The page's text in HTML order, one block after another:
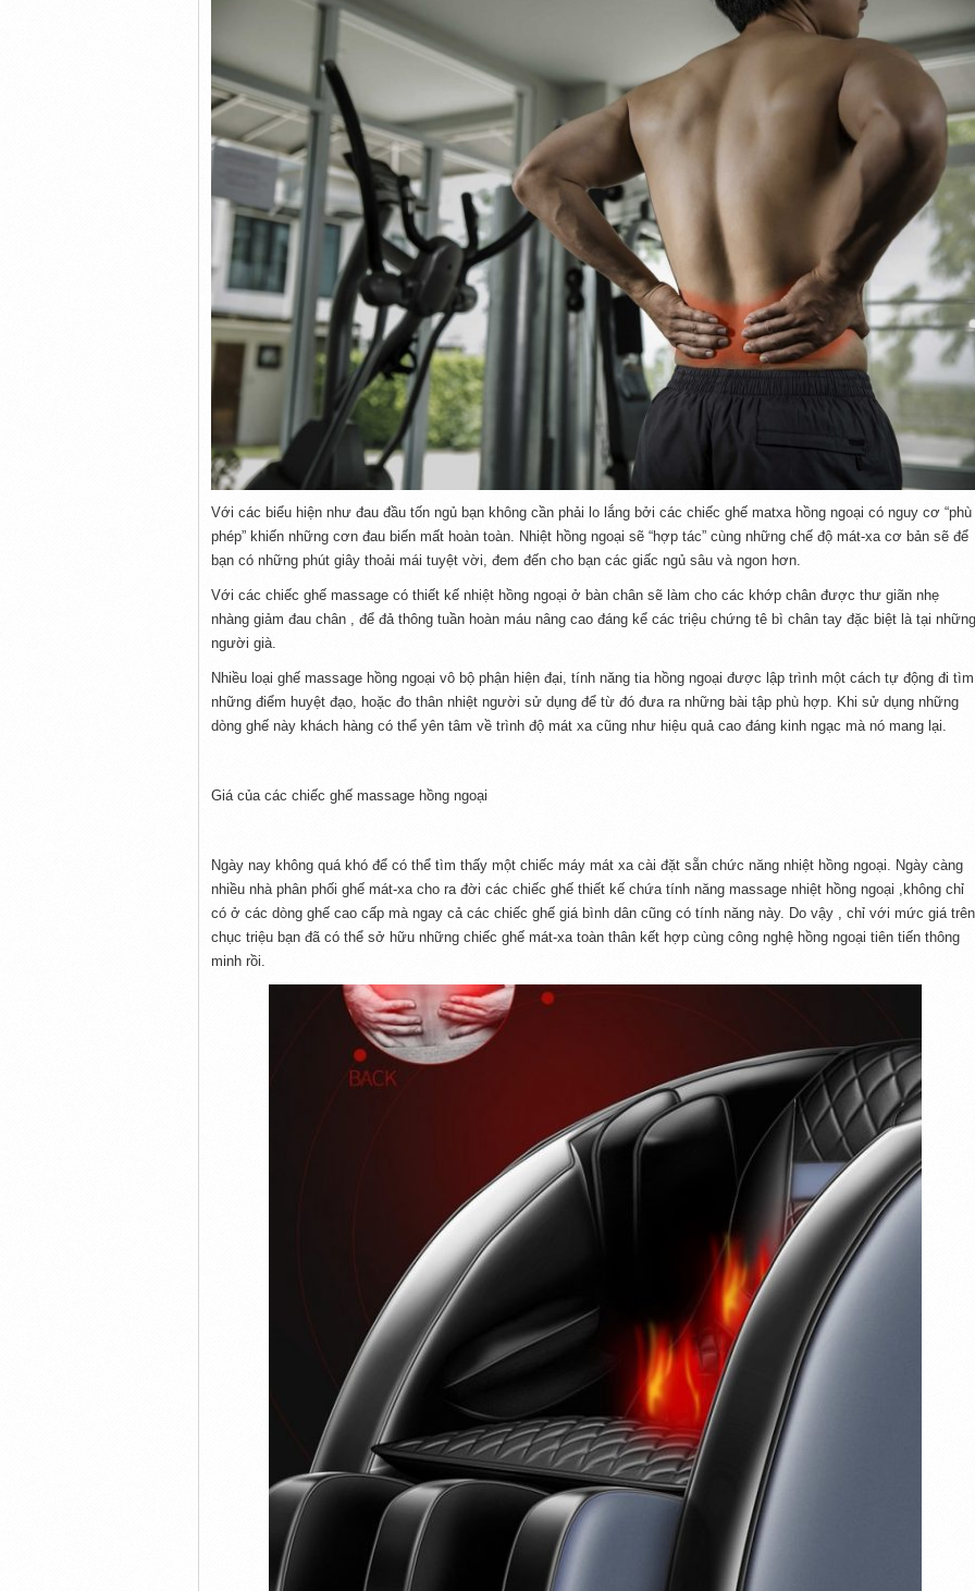
Với các biểu hiện như đau đầu tốn ngủ bạn không cần phải lo lắng bởi các chiếc ghế matxa hồng ngoại có nguy cơ “phù
phép” khiến những cơn đau biến mất hoàn toàn. Nhiệt hồng ngoại sẽ “hợp tác” cùng những chế độ mát-xa cơ bản sẽ để
bạn có những phút giây thoải mái tuyệt vời, đem đến cho bạn các giấc ngủ sâu và ngon hơn.
Với các chiếc ghế massage có thiết kế nhiệt hồng ngoại ở bàn chân sẽ làm cho các khớp chân được thư giãn nhẹ
nhàng giảm đau chân , để đả thông tuần hoàn máu nâng cao đáng kể các triệu chứng tê bì chân tay đặc biệt là tại những
người già.
Nhiều loại ghế massage hồng ngoại vô bộ phận hiện đại, tính năng tia hồng ngoại được lập trình một cách tự động đi tìm
những điểm huyệt đạo, hoặc đo thân nhiệt người sử dụng để từ đó đưa ra những bài tập phù hợp. Khi sử dụng những
dòng ghế này khách hàng có thể yên tâm về trình độ mát xa cũng như hiệu quả cao đáng kinh ngạc mà nó mang lại.
Giá của các chiếc ghế massage hồng ngoại
Ngày nay không quá khó để có thể tìm thấy một chiếc máy mát xa cài đặt sẵn chức năng nhiệt hồng ngoại. Ngày càng
nhiều nhà phân phối ghế mát-xa cho ra đời các chiếc ghế thiết kế chứa tính năng massage nhiệt hồng ngoại ,không chỉ
có ở các dòng ghế cao cấp mà ngay cả các chiếc ghế giá bình dân cũng có tính năng này. Do vậy , chỉ với mức giá trên
chục triệu bạn đã có thể sở hữu những chiếc ghế mát-xa toàn thân kết hợp cùng công nghệ hồng ngoại tiên tiến thông
minh rồi.